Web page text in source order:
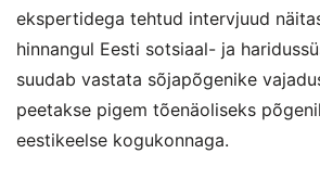
ekspertidega tehtud intervjuud
hinnangul Eesti sotsiaal- ja
suudab vastata sõjapõgenike
peetakse pigem tõenäoliseks
eestikeelse kogukonnaga.